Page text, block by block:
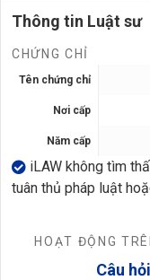
Thông tin Luật sư
CHỨNG CHỈ
Tên chứng chỉ
Nơi cấp
Năm cấp
iLAW không tìm
tuân thủ pháp luật
HOẠT ĐỘNG
Câu